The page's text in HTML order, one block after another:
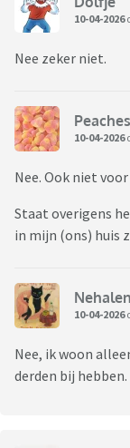
10-04-2026
Nee zeker niet.
Peaches
10-04-2026
Nee. Ook niet
Staat overigens
in mijn (ons) huis
10-04-2026
Nee, ik woon
derden bij hebben.